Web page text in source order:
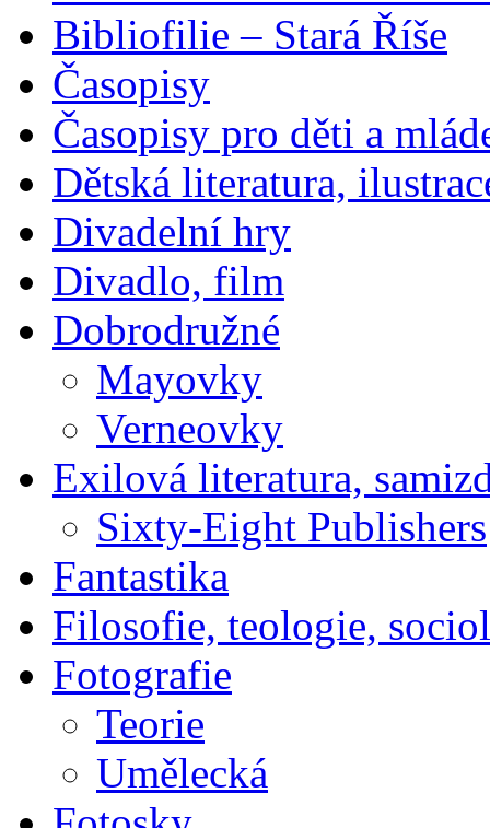
Bibliofilie – Stará Říše
Časopisy
Časopisy pro děti a
Dětská literatura,
Divadelní hry
Divadlo, film
Dobrodružné
Mayovky
Verneovky
Exilová literatura,
Sixty-Eight Publishers
Fantastika
Filosofie, teologie,
Fotografie
Teorie
Umělecká